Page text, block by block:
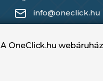
info@oneclick.hu
A OneClick.hu